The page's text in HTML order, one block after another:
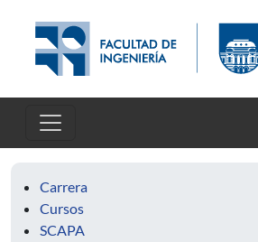
Carrera
Cursos
SCAPA